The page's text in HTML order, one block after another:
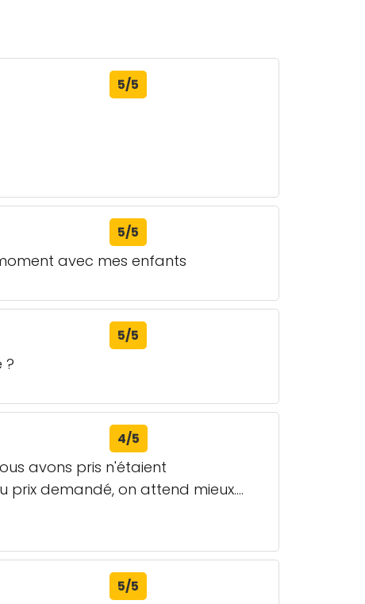
5/5
5/5
avec mes enfants
5/5
?
4/5
avons pris n'étaient
demandé, on attend mieux....
5/5